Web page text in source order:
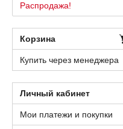
Распродажа!
Корзина
Купить через менеджера
Личный кабинет
Мои платежи и покупки